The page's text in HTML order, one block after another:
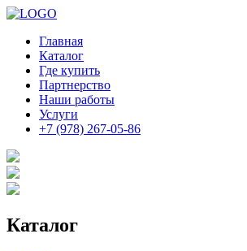
Главная
Каталог
Где купить
Партнерство
Наши работы
Услуги
+7 (978) 267-05-86
Каталог